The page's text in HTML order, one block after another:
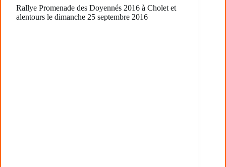
Rallye Promenade des Doyennés 2016 à Cholet et
alentours le dimanche 25 septembre 2016